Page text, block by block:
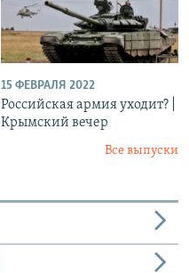
15 ФЕВРАЛЯ 2022
Российская армия уходит? |
Крымский вечер
Все выпуски